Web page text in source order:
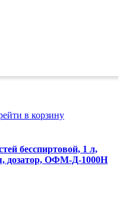
в корзину
бесспиртовой, 1 л,
ОФМ-Д-1000Н